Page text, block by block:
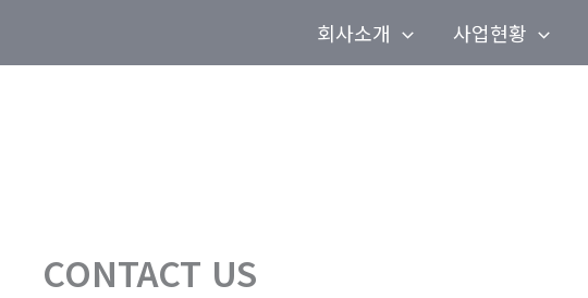
회사소개 사업현황
CONTACT US